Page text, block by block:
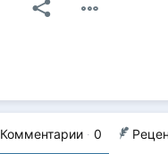
Комментарии · 0